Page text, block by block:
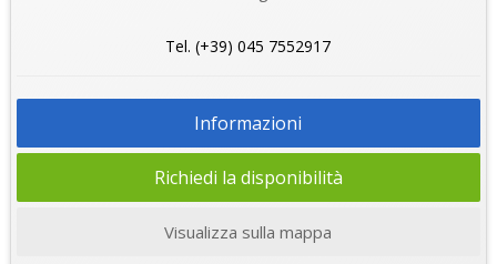
Tel. (+39) 045 7552917
Informazioni
Richiedi la disponibilità
Visualizza sulla mappa